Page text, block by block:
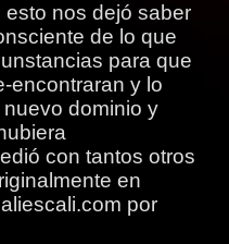
nos dejó saber
de lo que
para que
encontraran y lo
dominio y
con tantos otros
en
por